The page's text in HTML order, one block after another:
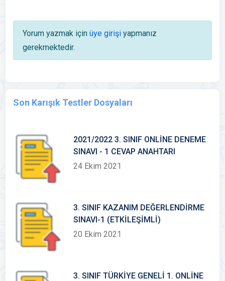
Yorum yazmak için üye girişiyapmanız
gerekmektedir.
Son Karışık Testler Dosyaları
2021/2022 3. SINIF ONLİNE DENEME
SINAVI - 1 CEVAP ANAHTARI
24 Ekim 2021
3. SINIF KAZANIM DEĞERLENDİRME
SINAVI-1 (ETKİLEŞİMLİ)
20 Ekim 2021
3. SINIF TÜRKİYE GENELİ 1. ONLİNE